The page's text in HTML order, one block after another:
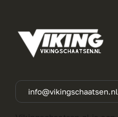
info@vikingschaatsen.nl